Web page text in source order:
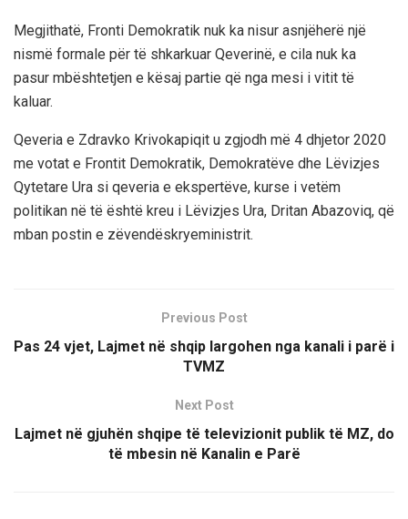
Megjithatë, Fronti Demokratik nuk ka nisur asnjëherë një
nismë formale për të shkarkuar Qeverinë, e cila nuk ka
pasur mbështetjen e kësaj partie që nga mesi i vitit të
kaluar.
Qeveria e Zdravko Krivokapiqit u zgjodh më 4 dhjetor 2020
me votat e Frontit Demokratik, Demokratëve dhe Lëvizjes
Qytetare Ura si qeveria e ekspertëve, kurse i vetëm
politikan në të është kreu i Lëvizjes Ura, Dritan Abazoviq, që
mban postin e zëvendëskryeministrit.
Previous Post
Pas 24 vjet, Lajmet në shqip largohen nga kanali i parë i
TVMZ
Next Post
Lajmet në gjuhën shqipe të televizionit publik të MZ, do
të mbesin në Kanalin e Parë